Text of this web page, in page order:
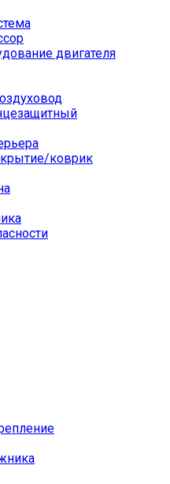
двигателя
коврик